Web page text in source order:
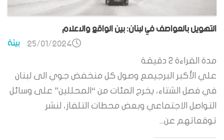
التهويل بالعواصف في لبنان: بين الواقع والاعلام
بيئة 25/01/2024
مدة القراءة 2 دقيقة
علي الأكبر البرجيمع وصول كل منخفض جوي الى لبنان
في فصل الشتاء، يخرج المئات من “المحللين” على وسائل
التواصل الاجتماعي وبعض محطات التلفاز، لنشر
توقعاتهم عن...